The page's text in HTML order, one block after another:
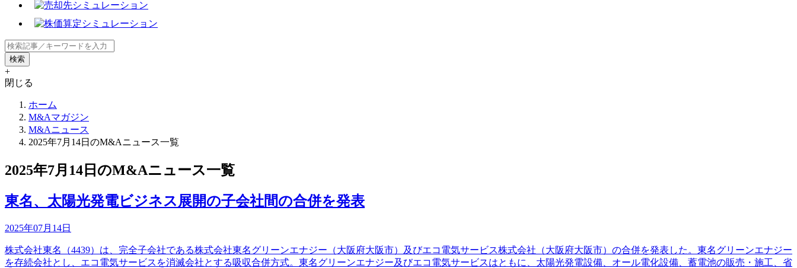
+
閉じる
ホーム
M&Aマガジン
M&Aニュース
2025年7月14日のM&Aニュース一覧
2025年7月14日のM&Aニュース一覧
東名、太陽光発電ビジネス展開の子会社間の合併を発表
2025年07月14日
株式会社東名（4439）は、完全子会社である株式会社東名グリーンエナジー（大阪府大阪市）及びエコ電気サービス株式会社（大阪府大阪市）の合併を発表した。東名グリーンエナジー
を存続会社とし、エコ電気サービスを消滅会社とする吸収合併方式。東名グリーンエナジー及びエコ電気サービスはともに、太陽光発電設備、オール電化設備、蓄電池の販売・施工、省